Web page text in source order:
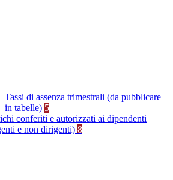
Tassi di assenza trimestrali (da pubblicare
in tabelle) 5
conferiti e autorizzati ai dipendenti
e non dirigenti) 8